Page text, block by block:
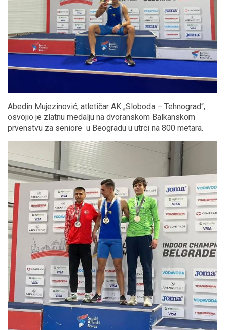
Abedin Mujezinović, atletičar AK „Sloboda – Tehnograd“,
osvojio je zlatnu medalju na dvoranskom Balkanskom
prvenstvu za seniore u Beogradu u utrci na 800 metara.